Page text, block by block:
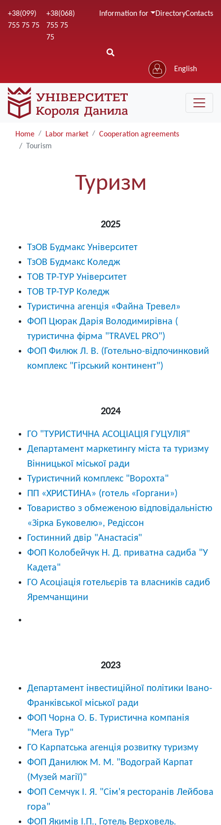
to
+38(099)
755 75 75
+38(068)
755 75
75
Information for DirectoryContacts
English
Home Labor market
Cooperation agreements
Tourism
Туризм
2025
ТзОВ Будмакс Університет
ТзОВ Будмакс Коледж
ТОВ ТР-ТУР Університет
ТОВ ТР-ТУР Коледж
Туристична агенція «Файна Тревел»
ФОП Цюрак Дарія Володимирівна (
туристична фірма "TRAVEL PRO")
ФОП Филюк Л. В. (Готельно-відпочинковий
комплекс "Гірський континент")
2024
ГО "ТУРИСТИЧНА АСОЦІАЦІЯ ГУЦУЛІЯ"
Департамент маркетингу міста та туризму
Вінницької міської ради
Туристичний комплекс "Ворохта"
ПП «ХРИСТИНА» (готель «Горгани»)
Товариство з обмеженою відповідальністю
«Зірка Буковелю», Редіссон
Гостинний двір "Анастасія"
ФОП Колобейчук Н. Д. приватна садиба "У
Кадета"
ГО Асоціація готельєрів та власників садиб
Яремчанщини
2023
Департамент інвестиційної політики Івано-
Франківської міської ради
ФОП Чорна О. Б. Туристична компанія
"Мега Тур"
ГО Карпатська агенція розвитку туризму
ФОП Данилюк М. М. "Водограй Карпат
(Музей магії)"
ФОП Семчук І. Я. "Сім'я ресторанів Лейбова
гора"
ФОП Якимів І.П., Готель Верховель.